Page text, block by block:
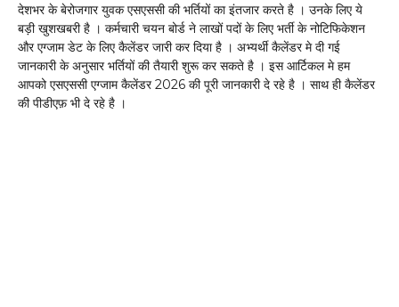
देशभर के बेरोजगार युवक एसएससी की भर्तियों का इंतजार करते है । उनके लिए ये
बड़ी खुशखबरी है । कर्मचारी चयन बोर्ड ने लाखों पदों के लिए भर्ती के नोटिफिकेशन
और एग्जाम डेट के लिए कैलेंडर जारी कर दिया है । अभ्यर्थी कैलेंडर मे दी गई
जानकारी के अनुसार भर्तियों की तैयारी शुरू कर सकते है । इस आर्टिकल मे हम
आपको एसएससी एग्जाम कैलेंडर 2026 की पूरी जानकारी दे रहे है । साथ ही कैलेंडर
की पीडीएफ़ भी दे रहे है ।